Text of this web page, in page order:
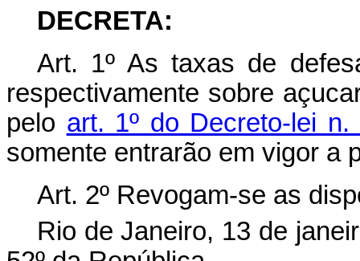
DECRETA:
Art. 1º As taxas de
respectivamente sobre
pelo art. 1º do Decreto-lei
somente entrarão em vigor a
Art. 2º Revogam-se as
Rio de Janeiro, 13 de